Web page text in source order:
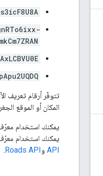
تتوفّر أرقام تعريف
المكان أو الموقع
يمكنك استخدام
API وRoads API
.